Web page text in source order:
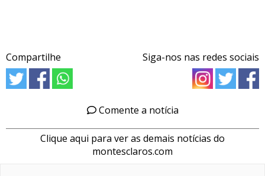
Compartilhe Siga-nos nas redes sociais
Comente a notícia
Clique aqui para ver as demais notícias do
montesclaros.com